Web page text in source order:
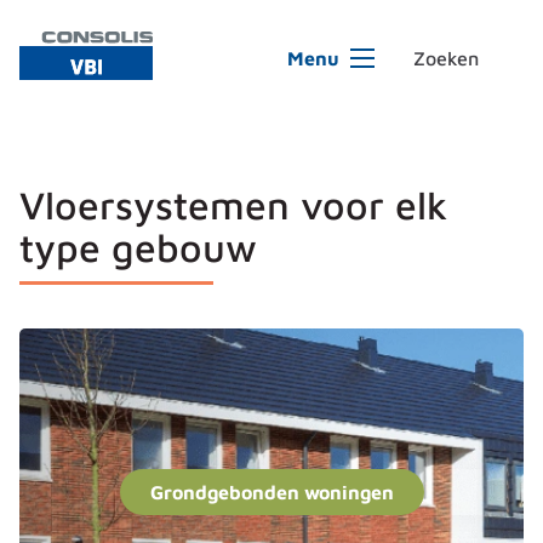
Menu
Vloersystemen voor elk
type gebouw
Grondgebonden woningen